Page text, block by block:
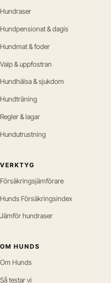
Hundraser
Hundpensionat & dagis
Hundmat & foder
Valp & uppfostran
Hundhälsa & sjukdom
Hundträning
Regler & lagar
Hundutrustning
VERKTYG
Försäkringsjämförare
Hunds Försäkringsindex
Jämför hundraser
OM HUNDS
Om Hunds
Så testar vi